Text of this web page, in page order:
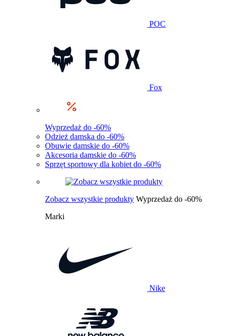
POC
Fox
Wyprzedaż do -60%
Odzież damska do -60%
Obuwie damskie do -60%
Akcesoria damskie do -60%
Sprzęt sportowy dla kobiet do -60%
Zobacz wszystkie produkty Wyprzedaż do -60%
Marki
Nike